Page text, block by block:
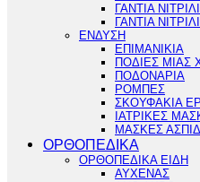
ΓΑΝΤΙΑ
ΓΑΝΤΙΑ
ΕΝΔΥΣΗ
ΕΠΙΜΑΝΙΚΙΑ
ΠΟΔΙΕΣ ΜΙΑΣ
ΠΟΔΟΝΑΡΙΑ
ΡΟΜΠΕΣ
ΣΚΟΥΦΑΚΙΑ
ΙΑΤΡΙΚΕΣ
ΜΑΣΚΕΣ
ΟΡΘΟΠΕΔΙΚΑ
ΟΡΘΟΠΕΔΙΚΑ ΕΙΔΗ
ΑΥΧΕΝΑΣ